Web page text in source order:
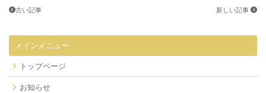
古い記事 新しい記事
メインメニュー
トップページ
お知らせ